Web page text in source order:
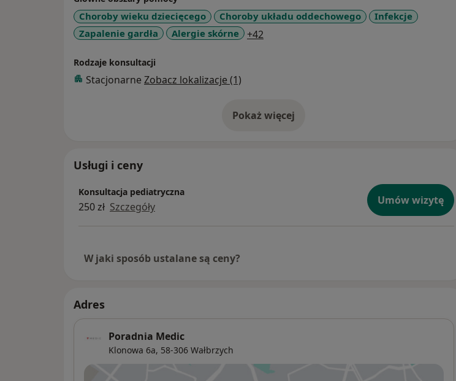
Choroby wieku dziecięcego Choroby układu oddechowego
Infekcje
Zapalenie gardła
Alergie skórne +42
Rodzaje konsultacji
Stacjonarne Zobacz lokalizacje (1)
Pokaż więcejo doświadczeniu
Usługi i ceny
Konsultacja pediatryczna
250 zł Szczegóły Umów wizytę
W jaki sposób ustalane są ceny?
Adres
Poradnia Medic
Klonowa 6a, 58-306 Wałbrzych